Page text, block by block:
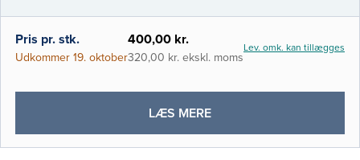
der er nødvendig for at forstå faget biokemi
på de sundhedsvidensk
i-bog
Pris pr. stk.
Udkommer 19. oktober
400,00 kr.
320,00 kr. ekskl. moms
Lev. omk. kan tillægges
LÆS MEREOM
MEDICINSK
KEMI